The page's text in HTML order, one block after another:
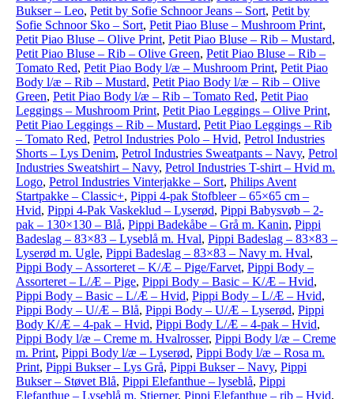
Bukser – Leo, Petit by Sofie Schnoor Jeans – Sort, Petit by
Sofie Schnoor Sko – Sort, Petit Piao Bluse – Mushroom Print,
Petit Piao Bluse – Olive Print, Petit Piao Bluse – Rib – Mustard,
Petit Piao Bluse – Rib – Olive Green, Petit Piao Bluse – Rib –
Tomato Red, Petit Piao Body l/æ – Mushroom Print, Petit Piao
Body l/æ – Rib – Mustard, Petit Piao Body l/æ – Rib – Olive
Green, Petit Piao Body l/æ – Rib – Tomato Red, Petit Piao
Leggings – Mushroom Print, Petit Piao Leggings – Olive Print,
Petit Piao Leggings – Rib – Mustard, Petit Piao Leggings – Rib
– Tomato Red, Petrol Industries Polo – Hvid, Petrol Industries
Shorts – Lys Denim, Petrol Industries Sweatpants – Navy, Petrol
Industries Sweatshirt – Navy, Petrol Industries T-shirt – Hvid m.
Logo, Petrol Industries Vinterjakke – Sort, Philips Avent
Startpakke – Classic+, Pippi 4-pak Stofbleer – 65×65 cm –
Hvid, Pippi 4-Pak Vaskeklud – Lyserød, Pippi Babysvøb – 2-
pak – 130×130 – Blå, Pippi Badekåbe – Grå m. Kanin, Pippi
Badeslag – 83×83 – Lyseblå m. Hval, Pippi Badeslag – 83×83 –
Lyserød m. Ugle, Pippi Badeslag – 83×83 – Navy m. Hval,
Pippi Body – Assorteret – K/Æ – Pige/Farvet, Pippi Body –
Assorteret – L/Æ – Pige, Pippi Body – Basic – K/Æ – Hvid,
Pippi Body – Basic – L/Æ – Hvid, Pippi Body – L/Æ – Hvid,
Pippi Body – U/Æ – Blå, Pippi Body – U/Æ – Lyserød, Pippi
Body K/Æ – 4-pak – Hvid, Pippi Body L/Æ – 4-pak – Hvid,
Pippi Body l/æ – Creme m. Hvalrosser, Pippi Body l/æ – Creme
m. Print, Pippi Body l/æ – Lyserød, Pippi Body l/æ – Rosa m.
Print, Pippi Bukser – Lys Grå, Pippi Bukser – Navy, Pippi
Bukser – Støvet Blå, Pippi Elefanthue – lyseblå, Pippi
Elefanthue – Lyseblå m. Stjerner, Pippi Elefanthue – rib – Hvid,